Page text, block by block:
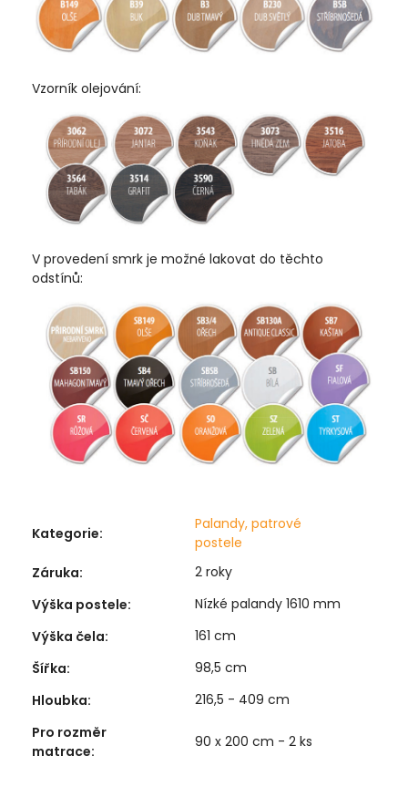
Vzorník olejování:
V provedení smrk je možné lakovat do těchto
odstínů:
Kategorie:
Palandy, patrové
postele
Záruka:
2 roky
Výška postele:
Nízké palandy 1610 mm
Výška čela:
161 cm
Šířka:
98,5 cm
Hloubka:
216,5 - 409 cm
Pro rozměr
matrace:
90 x 200 cm - 2 ks